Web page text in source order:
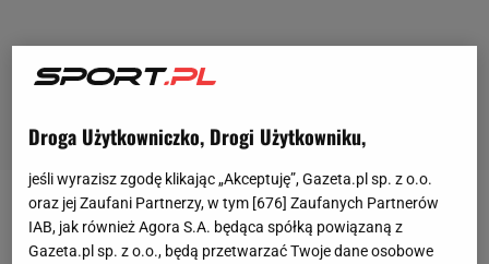
Siódme miejscePiotra Żyłyto jego najlepszy wynik
w tym sezonie, ale też dopiero drugie miejsce
Droga Użytkowniczko, Drogi Użytkowniku,
jeśli wyrazisz zgodę klikając „Akceptuję”, Gazeta.pl sp. z o.o.
oraz jej Zaufani Partnerzy, w tym [676] Zaufanych Partnerów
IAB, jak również Agora S.A. będąca spółką powiązaną z
Gazeta.pl sp. z o.o., będą przetwarzać Twoje dane osobowe